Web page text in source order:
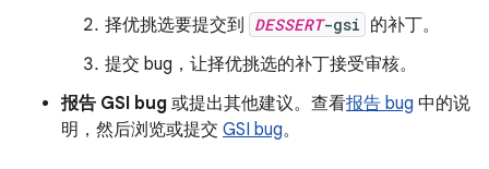
择优挑选要提交到
DESSERT-gsi 的补丁。
提交 bug，让择优挑选的补丁接受审核。
报告 GSI bug 或提出其他建议。查看报告 bug 中的说
明，然后浏览或提交 GSI bug。